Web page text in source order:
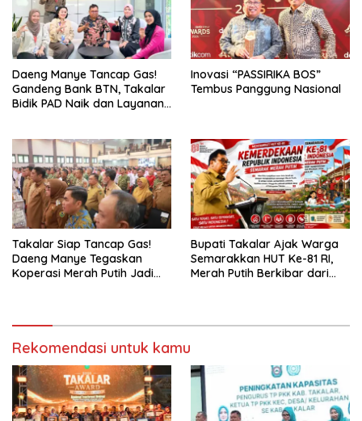
Daeng Manye Tancap Gas!
Gandeng Bank BTN, Takalar
Bidik PAD Naik dan Layanan
Inovasi “PASSIRIKA BOS”
Tembus Panggung Nasional
Takalar Siap Tancap Gas!
Daeng Manye Tegaskan
Koperasi Merah Putih Jadi
Bupati Takalar Ajak Warga
Semarakkan HUT Ke-81 RI,
Merah Putih Berkibar dari
Rekomendasi untuk kamu